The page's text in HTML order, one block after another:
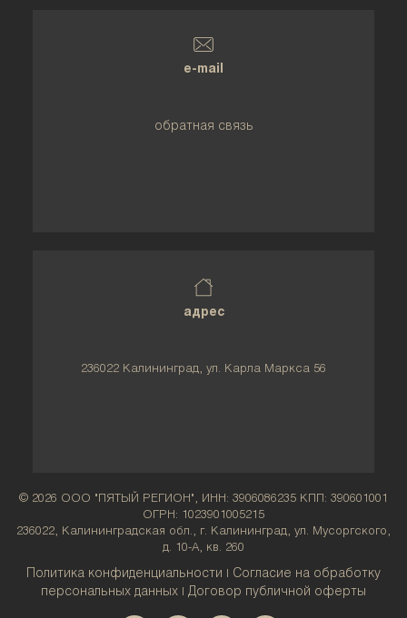
e-mail
обратная связь
адрес
236022 Калининград, ул. Карла Маркса 56
© 2026 ООО "ПЯТЫЙ РЕГИОН", ИНН: 3906086235 КПП: 390601001
ОГРН: 1023901005215
236022, Калининградская обл., г. Калининград, ул. Мусоргского,
д. 10-А, кв. 260
Политика конфиденциальности
Согласие на обработку
персональных данных
Договор публичной оферты